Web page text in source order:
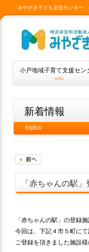
「みやざき子ども文化センター
小戸地域子育て支援セン
odo
新着情報
topics
「赤ちゃんの駅
「赤ちゃんの駅」の登録
今回は、下記４市５町に
ご登録を頂きました施設様